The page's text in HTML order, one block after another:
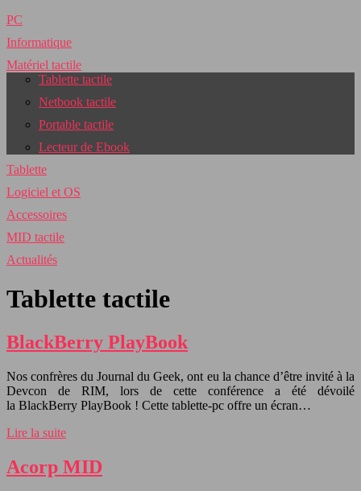
PC
Informatique
Matériel tactile
Tablette tactile
Netbook tactile
Portable tactile
Lecteur de Ebook
Tablette
Logiciel et OS
Accessoires
MID tactile
Actualités
Tablette tactile
BlackBerry PlayBook
Nos confrères du Journal du Geek, ont eu la chance d’être invité à la
Devcon de RIM, lors de cette conférence a été dévoilé
la BlackBerry PlayBook ! Cette tablette-pc offre un écran…
Lire la suite
Acorp MID